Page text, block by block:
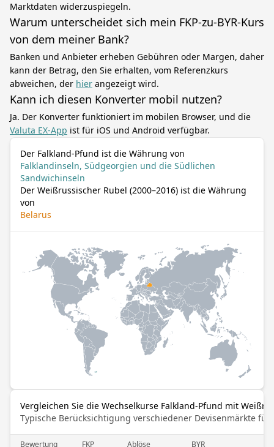
Marktdaten widerzuspiegeln.
Warum unterscheidet sich mein FKP-zu-BYR-Kurs
von dem meiner Bank?
Banken und Anbieter erheben Gebühren oder Margen, daher
kann der Betrag, den Sie erhalten, vom Referenzkurs
abweichen, der hier angezeigt wird.
Kann ich diesen Konverter mobil nutzen?
Ja. Der Konverter funktioniert im mobilen Browser, und die
Valuta EX-App ist für iOS und Android verfügbar.
Der Falkland-Pfund ist die Währung von
Falklandinseln, Südgeorgien und die Südlichen
Sandwichinseln
Der Weißrussischer Rubel (2000–2016) ist die Währung
von
Belarus
Vergleichen Sie die Wechselkurse Falkland-Pfund mit
Typische Berücksichtigung verschiedener Devisenmärkte für
Bewertung FKP Ablöse BYR